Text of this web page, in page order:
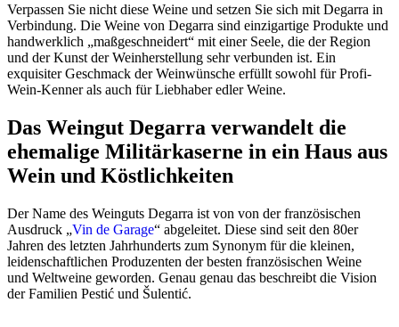
Verpassen Sie nicht diese Weine und setzen Sie sich mit Degarra in
Verbindung. Die Weine von Degarra sind einzigartige Produkte und
handwerklich „maßgeschneidert“ mit einer Seele, die der Region
und der Kunst der Weinherstellung sehr verbunden ist. Ein
exquisiter Geschmack der Weinwünsche erfüllt sowohl für Profi-
Wein-Kenner als auch für Liebhaber edler Weine.
Das Weingut Degarra verwandelt die
ehemalige Militärkaserne in ein Haus aus
Wein und Köstlichkeiten
Der Name des Weinguts Degarra ist von von der französischen
Ausdruck „Vin de Garage“ abgeleitet. Diese sind seit den 80er
Jahren des letzten Jahrhunderts zum Synonym für die kleinen,
leidenschaftlichen Produzenten der besten französischen Weine
und Weltweine geworden. Genau genau das beschreibt die Vision
der Familien Pestić und Šulentić.